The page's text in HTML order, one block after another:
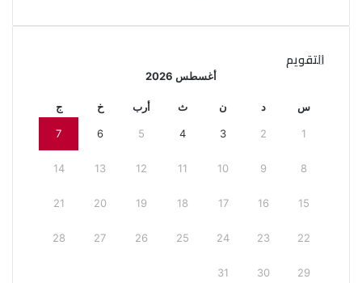
التقويم
أغسطس 2026
س د ن ث أرب خ ج
1
2
3
4
5
6
7
8
9
10
11
12
13
14
15
16
17
18
19
20
21
22
23
24
25
26
27
28
29
30
31